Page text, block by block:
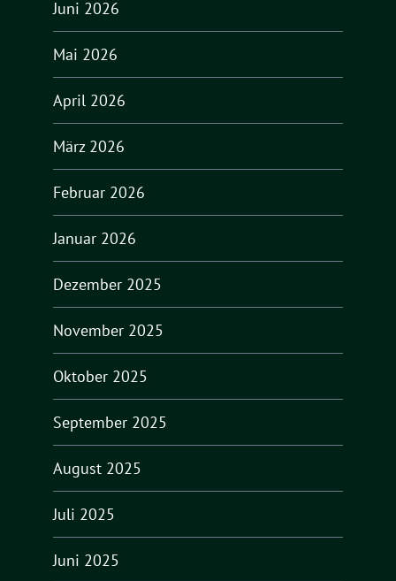
Juni 2026
Mai 2026
April 2026
März 2026
Februar 2026
Januar 2026
Dezember 2025
November 2025
Oktober 2025
September 2025
August 2025
Juli 2025
Juni 2025